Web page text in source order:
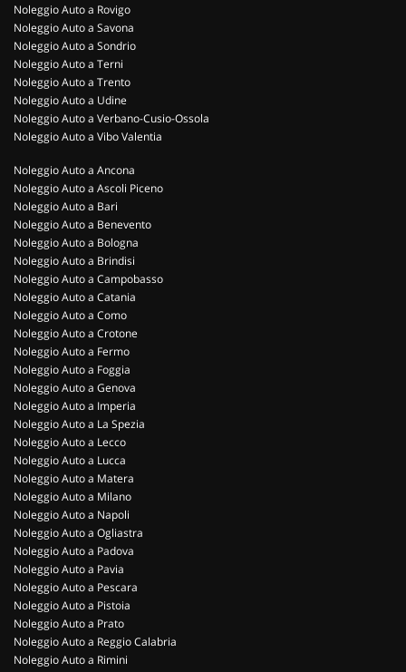
Noleggio Auto a Rovigo
Noleggio Auto a Savona
Noleggio Auto a Sondrio
Noleggio Auto a Terni
Noleggio Auto a Trento
Noleggio Auto a Udine
Noleggio Auto a Verbano-Cusio-Ossola
Noleggio Auto a Vibo Valentia
Noleggio Auto a Ancona
Noleggio Auto a Ascoli Piceno
Noleggio Auto a Bari
Noleggio Auto a Benevento
Noleggio Auto a Bologna
Noleggio Auto a Brindisi
Noleggio Auto a Campobasso
Noleggio Auto a Catania
Noleggio Auto a Como
Noleggio Auto a Crotone
Noleggio Auto a Fermo
Noleggio Auto a Foggia
Noleggio Auto a Genova
Noleggio Auto a Imperia
Noleggio Auto a La Spezia
Noleggio Auto a Lecco
Noleggio Auto a Lucca
Noleggio Auto a Matera
Noleggio Auto a Milano
Noleggio Auto a Napoli
Noleggio Auto a Ogliastra
Noleggio Auto a Padova
Noleggio Auto a Pavia
Noleggio Auto a Pescara
Noleggio Auto a Pistoia
Noleggio Auto a Prato
Noleggio Auto a Reggio Calabria
Noleggio Auto a Rimini